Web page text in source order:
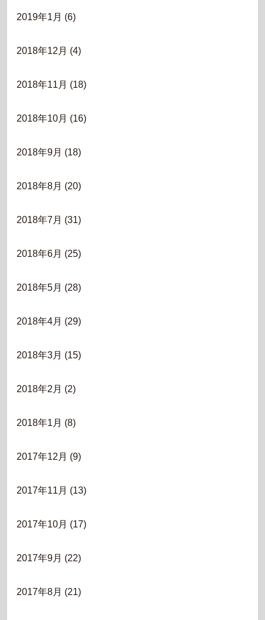
2019年1月 (6)
2018年12月 (4)
2018年11月 (18)
2018年10月 (16)
2018年9月 (18)
2018年8月 (20)
2018年7月 (31)
2018年6月 (25)
2018年5月 (28)
2018年4月 (29)
2018年3月 (15)
2018年2月 (2)
2018年1月 (8)
2017年12月 (9)
2017年11月 (13)
2017年10月 (17)
2017年9月 (22)
2017年8月 (21)